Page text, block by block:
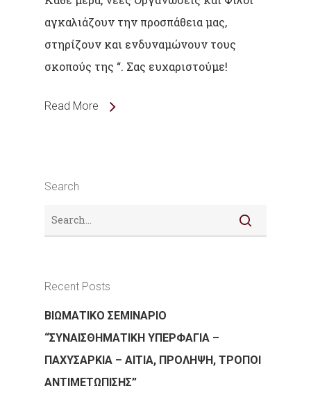
αγκαλιάζουν την προσπάθεια μας,
στηρίζουν και ενδυναμώνουν τους
σκοπούς της “. Σας ευχαριστούμε!
Read More
Search
Recent Posts
ΒΙΩΜΑΤΙΚΟ ΣΕΜΙΝΑΡΙΟ
“ΣΥΝΑΙΣΘΗΜΑΤΙΚΗ ΥΠΕΡΦΑΓΙΑ –
ΠΑΧΥΣΑΡΚΙΑ – ΑΙΤΙΑ, ΠΡΟΛΗΨΗ, ΤΡΟΠΟΙ
ΑΝΤΙΜΕΤΩΠΙΣΗΣ”